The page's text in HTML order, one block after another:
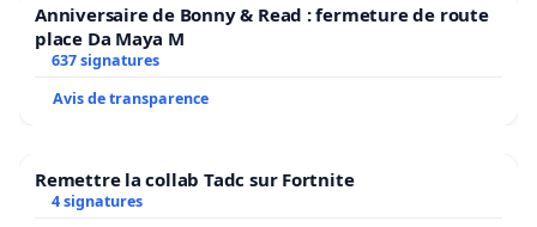
Anniversaire de Bonny & Read : fermeture de route
place Da Maya M
637 signatures
Avis de transparence
Remettre la collab Tadc sur Fortnite
4 signatures